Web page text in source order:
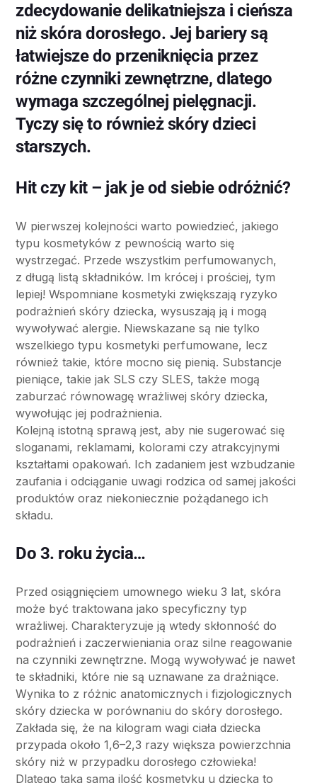
zdecydowanie delikatniejsza i cieńsza
niż skóra dorosłego. Jej bariery są
łatwiejsze do przeniknięcia przez
różne czynniki zewnętrzne, dlatego
wymaga szczególnej pielęgnacji.
Tyczy się to również skóry dzieci
starszych.
Hit czy kit – jak je od siebie odróżnić?
W pierwszej kolejności warto powiedzieć, jakiego
typu kosmetyków z pewnością warto się
wystrzegać. Przede wszystkim perfumowanych,
z długą listą składników. Im krócej i prościej, tym
lepiej! Wspomniane kosmetyki zwiększają ryzyko
podrażnień skóry dziecka, wysuszają ją i mogą
wywoływać alergie. Niewskazane są nie tylko
wszelkiego typu kosmetyki perfumowane, lecz
również takie, które mocno się pienią. Substancje
pieniące, takie jak SLS czy SLES, także mogą
zaburzać równowagę wrażliwej skóry dziecka,
wywołując jej podrażnienia.
Kolejną istotną sprawą jest, aby nie sugerować się
sloganami, reklamami, kolorami czy atrakcyjnymi
kształtami opakowań. Ich zadaniem jest wzbudzanie
zaufania i odciąganie uwagi rodzica od samej jakości
produktów oraz niekoniecznie pożądanego ich
składu.
Do 3. roku życia…
Przed osiągnięciem umownego wieku 3 lat, skóra
może być traktowana jako specyficzny typ
wrażliwej. Charakteryzuje ją wtedy skłonność do
podrażnień i zaczerwieniania oraz silne reagowanie
na czynniki zewnętrzne. Mogą wywoływać je nawet
te składniki, które nie są uznawane za drażniące.
Wynika to z różnic anatomicznych i fizjologicznych
skóry dziecka w porównaniu do skóry dorosłego.
Zakłada się, że na kilogram wagi ciała dziecka
przypada około 1,6–2,3 razy większa powierzchnia
skóry niż w przypadku dorosłego człowieka!
Dlatego taka sama ilość kosmetyku u dziecka to